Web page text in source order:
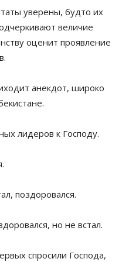
уверены, будто их
величие
оценит проявление
анекдот, широко
лидеров к Господу.
поздоровался.
но не встал.
спросили Господа,